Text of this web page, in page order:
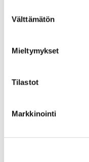
valinta
Välttämätön
Mieltymykset
Tilastot
Markkinointi
410
4.04€ /kpl(alv. 0%)
Lisää tilauskoriin